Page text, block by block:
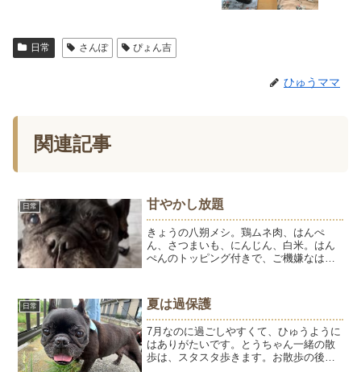
日常 さんぽ ぴょん吉
ひゅうママ
関連記事
日常 甘やかし放題
きょうの八朔メシ。鶏ムネ肉、はんぺ
ん、さつまいも、にんじん、白米。はん
ぺんのトッピング付きで、ご機嫌なはっ
す。日中にお散歩に行ける季節になり、
歩く距離も長くなりました...
日常 夏は過保護
7月なのに過ごしやすくて、ひゅうように
はありがたいです。とうちゃん一緒の散
歩は、スタスタ歩きます。お散歩の後半